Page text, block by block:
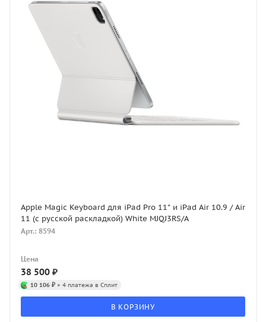
Apple Magic Keyboard для iPad Pro 11" и iPad Air 10.9 / Air
11 (с русской раскладкой) White MJQJ3RS/A
Арт.: 8594
Цена
38 500 ₽
10 106 ₽ × 4 платежа в Сплит
В КОРЗИНУ